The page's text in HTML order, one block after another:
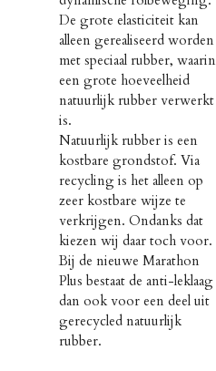
De grote elasticiteit kan
alleen gerealiseerd worden
met speciaal rubber, waarin
een grote hoeveelheid
natuurlijk rubber verwerkt
is.
Natuurlijk rubber is een
kostbare grondstof. Via
recycling is het alleen op
zeer kostbare wijze te
verkrijgen. Ondanks dat
kiezen wij daar toch voor.
Bij de nieuwe Marathon
Plus bestaat de anti-leklaag
dan ook voor een deel uit
gerecycled natuurlijk
rubber.